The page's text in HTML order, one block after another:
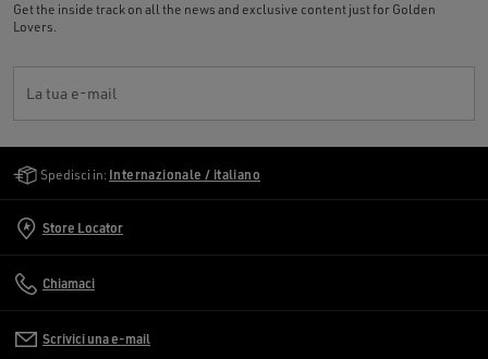
Get the inside track on all the news and exclusive content just for Golden
Lovers.
La tua e-mail
Spedisci in: Internazionale / italiano
Store Locator
Chiamaci
Scrivici una e-mail